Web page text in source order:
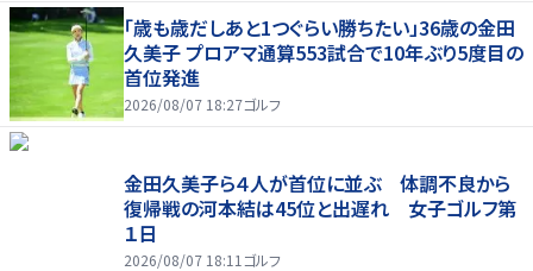
「歳も歳だしあと1つぐらい勝ちたい」36歳の金田
久美子 プロアマ通算553試合で10年ぶり5度目の
首位発進
2026/08/07 18:27ゴルフ
金田久美子ら４人が首位に並ぶ 体調不良から
復帰戦の河本結は45位と出遅れ 女子ゴルフ第
１日
2026/08/07 18:11 ゴルフ